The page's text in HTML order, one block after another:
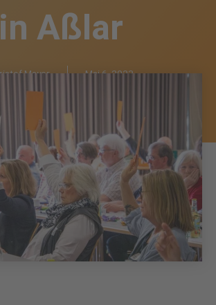
in Aßlar
Mayer Mai 6, 2023